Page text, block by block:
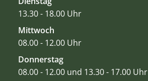
13.30 - 18.00 Uhr
Mittwoch
08.00 - 12.00 Uhr
Donnerstag
08.00 - 12.00 und 13.30 - 17.00 Uhr